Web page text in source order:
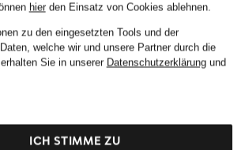
LA
TOM FORD BEAUTY
BLACK LACQUER
Anti-Aging
hierden Einsatz von Cookies ablehnen.
zu den eingesetzten Tools und der
welche wir und unsere Partner durch die
Sie in unserer Datenschutzerklärungund
ICH STIMME ZU